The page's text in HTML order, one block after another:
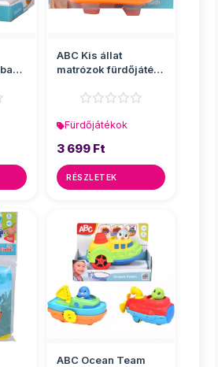
ABC Kis állat
matrózok fürdőjáték
Fürdőjátékok
3 699 Ft
RÉSZLETEK
ABC Ocean Team